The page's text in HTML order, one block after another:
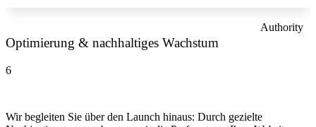
Authority
Optimierung & nachhaltiges Wachstum
6
Wir begleiten Sie über den Launch hinaus: Durch gezielte